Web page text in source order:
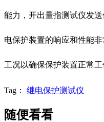
能力，开出量指测试仪发
电保护装置的响应和性能
工况以确保保护装置正常工
Tag： 继电保护测试仪
随便看看